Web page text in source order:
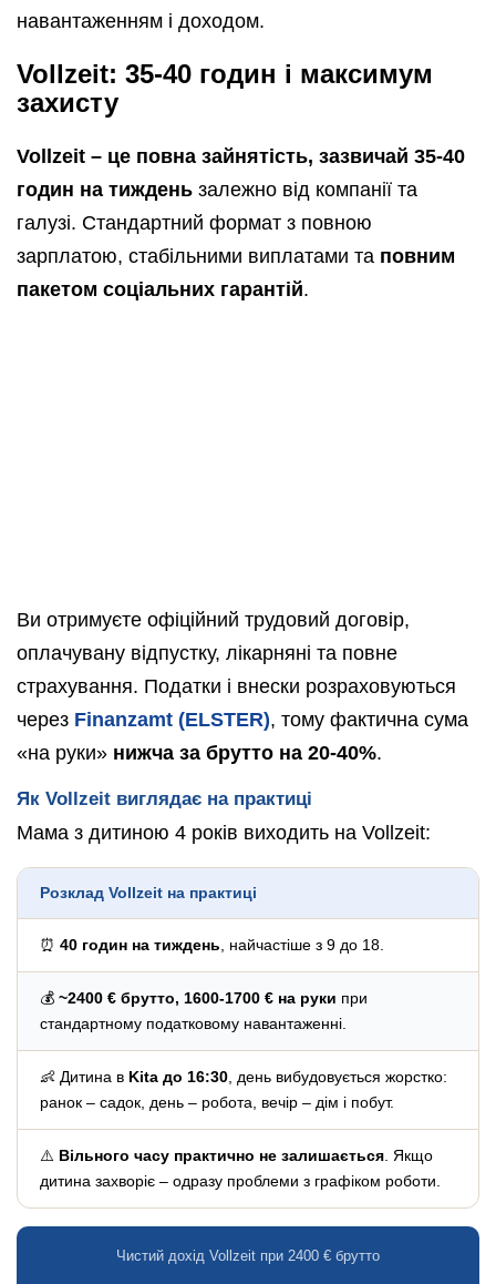
навантаженням і доходом.
Vollzeit: 35-40 годин і максимум
захисту
Vollzeit – це повна зайнятість, зазвичай 35-40
годин на тиждень залежно від компанії та
галузі. Стандартний формат з повною
зарплатою, стабільними виплатами та повним
пакетом соціальних гарантій.
Ви отримуєте офіційний трудовий договір,
оплачувану відпустку, лікарняні та повне
страхування. Податки і внески розраховуються
через Finanzamt (ELSTER), тому фактична сума
«на руки» нижча за брутто на 20-40%.
Як Vollzeit виглядає на практиці
Мама з дитиною 4 років виходить на Vollzeit:
Розклад Vollzeit на практиці
⏰ 40 годин на тиждень , найчастіше з 9 до 18.
💰 ~2400 € брутто, 1600-1700 € на руки при
стандартному податковому навантаженні.
👶 Дитина в Kita до 16:30 , день вибудовується жорстко:
ранок – садок, день – робота, вечір – дім і побут.
⚠️ Вільного часу практично не залишається . Якщо
дитина захворіє – одразу проблеми з графіком роботи.
Чистий дохід Vollzeit при 2400 € брутто